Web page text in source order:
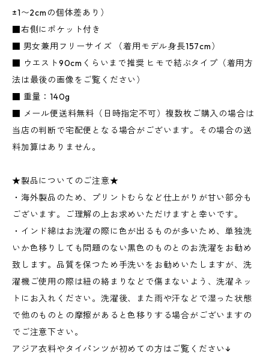
±1〜2cmの個体差あり）
■右側にポケット付き
■ 男女兼用フリーサイズ （着用モデル身長157cm）
■ ウエスト90cmくらいまで推奨 ヒモで結ぶタイプ（着用方
法は最後の画像をご覧ください）
■ 重量：140g
■ メール便送料無料（日時指定不可）複数枚ご購入の場合は
当店の判断で宅配便となる場合がございます。その場合の送
料加算はありません。
★製品についてのご注意★
・海外製品のため、プリントむらなど仕上がりが甘い部分も
ございます。ご理解の上お求めいただけますと幸いです。
・インド綿はお洗濯の際に色が出るものが多いため、単独洗
いか色移りしても問題のない黒色のものとのお洗濯をお勧め
致します。品質を保つため手洗いをお勧めいたしますが、洗
濯機ご使用の際は紐の絡まりなどで傷まないよう、洗濯ネッ
トにお入れください。洗濯後、また雨や汗などで湿った状態
で他のものとの摩擦があると色移りする場合がございますの
でご注意下さい。
アジア衣料やタイパンツが初めての方はご覧ください↓